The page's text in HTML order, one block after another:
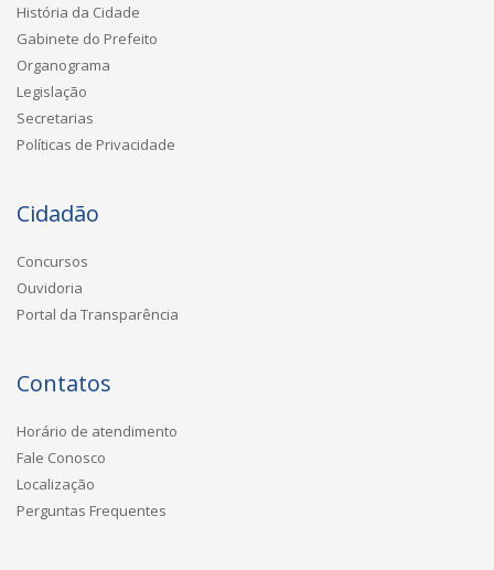
História da Cidade
Gabinete do Prefeito
Organograma
Legislação
Secretarias
Políticas de Privacidade
Cidadão
Concursos
Ouvidoria
Portal da Transparência
Contatos
Horário de atendimento
Fale Conosco
Localização
Perguntas Frequentes